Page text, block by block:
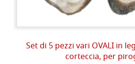
Set di 5 pezzi vari OVALI in
corteccia, per